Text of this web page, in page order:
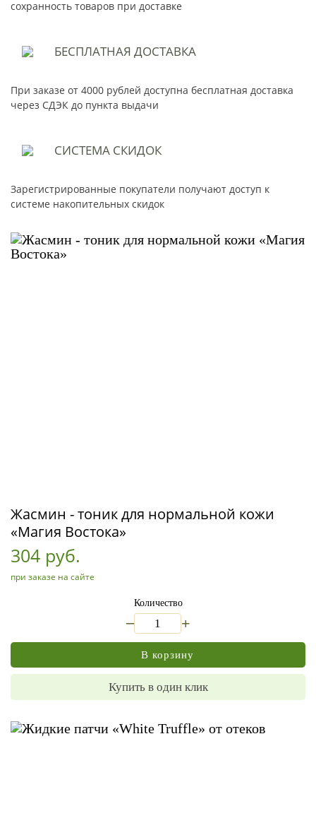
сохранность товаров при доставке
БЕСПЛАТНАЯ ДОСТАВКА
При заказе от 4000 рублей доступна бесплатная доставка
через СДЭК до пункта выдачи
СИСТЕМА СКИДОК
Зарегистрированные покупатели получают доступ к
системе накопительных скидок
Жасмин - тоник для нормальной кожи
«Магия Востока»
304 руб.
при заказе на сайте
Количество
+
В корзину
Купить в один клик